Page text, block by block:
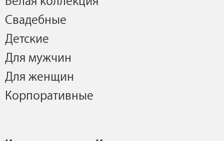
Свадебные
Детские
Для мужчин
Для женщин
Корпоративные